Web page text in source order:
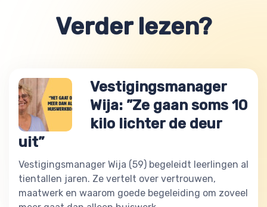
Verder lezen?
Vestigingsmanager
Wija: ”Ze gaan soms 10
kilo lichter de deur
uit”
Vestigingsmanager Wija (59) begeleidt leerlingen al
tientallen jaren. Ze vertelt over vertrouwen,
maatwerk en waarom goede begeleiding om zoveel